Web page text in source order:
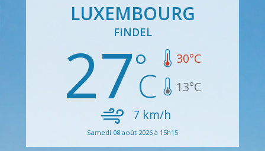
LUXEMBOURG
FINDEL
27 30°C
13°C
7 km/h
Samedi 08 août 2026 à 15h15